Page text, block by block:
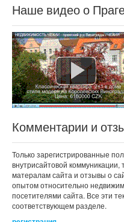
Наше видео о
Комментарии и
Только зарегистрированные
внутрисайтовой коммуникации,
матералам сайта и отзывы о
опытом относительно
посетителями сайта. Все эти
соответствующем разделе.